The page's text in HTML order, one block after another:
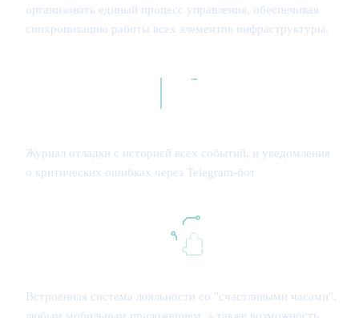
организовать единый процесс управления, обеспечивая
синхронизацию работы всех элементов инфраструктуры.
Журнал отладки с историей всех событий, и уведомления
о критических ошибках через Telegram-бот
Встроенная система лояльности со "счастливыми часами",
любым мобильным приложением, а также возможность